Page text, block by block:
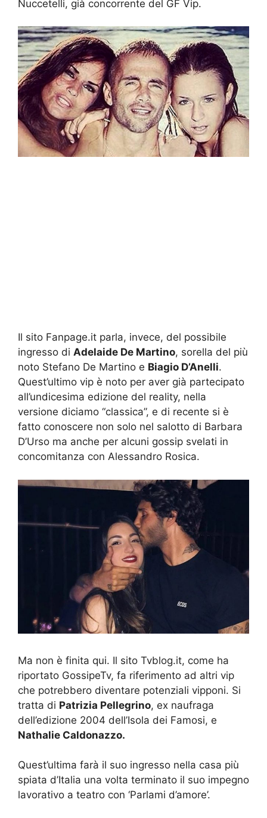
Nuccetelli, già concorrente del GF Vip.
Il sito Fanpage.it parla, invece, del possibile
ingresso di Adelaide De Martino, sorella del più
noto Stefano De Martino e Biagio D’Anelli.
Quest’ultimo vip è noto per aver già partecipato
all’undicesima edizione del reality, nella
versione diciamo “classica”, e di recente si è
fatto conoscere non solo nel salotto di Barbara
D’Urso ma anche per alcuni gossip svelati in
concomitanza con Alessandro Rosica.
Ma non è finita qui. Il sito Tvblog.it, come ha
riportato GossipeTv, fa riferimento ad altri vip
che potrebbero diventare potenziali vipponi. Si
tratta di Patrizia Pellegrino, ex naufraga
dell’edizione 2004 dell’Isola dei Famosi, e
Nathalie Caldonazzo.
Quest’ultima farà il suo ingresso nella casa più
spiata d’Italia una volta terminato il suo impegno
lavorativo a teatro con ‘Parlami d’amore’.